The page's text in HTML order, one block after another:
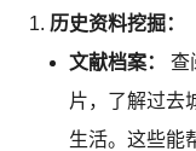
历史资料挖掘：
文献档案：
查
片，了解过去
生活。这些能